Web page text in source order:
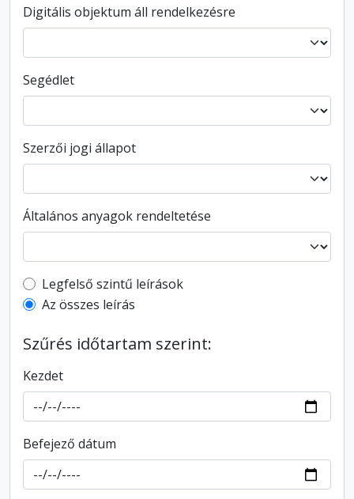
Digitális objektum áll rendelkezésre
Segédlet
Szerzői jogi állapot
Általános anyagok rendeltetése
Top-level description filter
Legfelső szintű leírások
Az összes leírás
Szűrés időtartam szerint:
Kezdet
Befejező dátum